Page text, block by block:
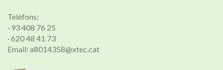
Telèfons:
· 93 408 76 25
· 620 48 41 73
Email: a8014358@xtec.cat